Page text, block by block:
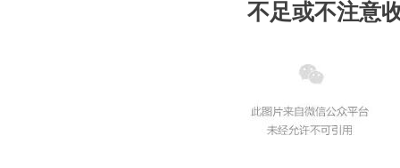
不足或不注意